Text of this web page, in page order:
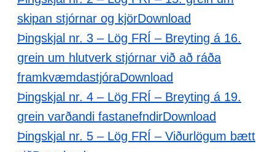
skipan stjórnar og kjörDownload
Þingskjal nr. 3 – Lög FRÍ – Breyting á 16.
grein um hlutverk stjórnar við að ráða
framkvæmdastjóraDownload
Þingskjal nr. 4 – Lög FRÍ – Breyting á 19.
grein varðandi fastanefndirDownload
Þingskjal nr. 5 – Lög FRÍ – Viðurlögum bætt